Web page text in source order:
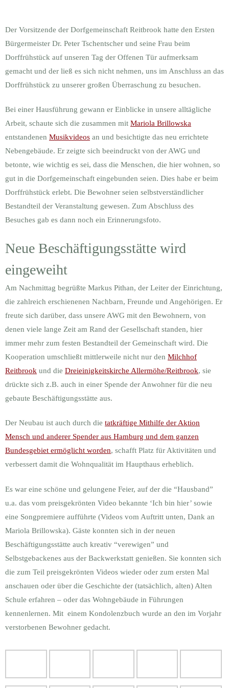
Der Vorsitzende der Dorfgemeinschaft Reitbrook hatte den Ersten
Bürgermeister Dr. Peter Tschentscher und seine Frau beim
Dorffrühstück auf unseren Tag der Offenen Tür aufmerksam
gemacht und der ließ es sich nicht nehmen, uns im Anschluss an das
Dorffrühstück zu unserer großen Überraschung zu besuchen.
Bei einer Hausführung gewann er Einblicke in unsere alltägliche
Arbeit, schaute sich die zusammen mit Mariola Brillowska
entstandenen Musikvideos an und besichtigte das neu errichtete
Nebengebäude. Er zeigte sich beeindruckt von der AWG und
betonte, wie wichtig es sei, dass die Menschen, die hier wohnen, so
gut in die Dorfgemeinschaft eingebunden seien. Dies habe er beim
Dorffrühstück erlebt. Die Bewohner seien selbstverständlicher
Bestandteil der Veranstaltung gewesen. Zum Abschluss des
Besuches gab es dann noch ein Erinnerungsfoto.
Neue Beschäftigungsstätte wird
eingeweiht
Am Nachmittag begrüßte Markus Pithan, der Leiter der Einrichtung,
die zahlreich erschienenen Nachbarn, Freunde und Angehörigen. Er
freute sich darüber, dass unsere AWG mit den Bewohnern, von
denen viele lange Zeit am Rand der Gesellschaft standen, hier
immer mehr zum festen Bestandteil der Gemeinschaft wird. Die
Kooperation umschließt mittlerweile nicht nur den Milchhof
Reitbrook und die Dreieinigkeitskirche Allermöhe/Reitbrook, sie
drückte sich z.B. auch in einer Spende der Anwohner für die neu
gebaute Beschäftigungsstätte aus.
Der Neubau ist auch durch die tatkräftige Mithilfe der Aktion
Mensch und anderer Spender aus Hamburg und dem ganzen
Bundesgebiet ermöglicht worden, schafft Platz für Aktivitäten und
verbessert damit die Wohnqualität im Haupthaus erheblich.
Es war eine schöne und gelungene Feier, auf der die “Hausband”
u.a. das vom preisgekrönten Video bekannte ‘Ich bin hier’ sowie
eine Songpremiere aufführte (Videos vom Auftritt unten, Dank an
Mariola Brillowska). Gäste konnten sich in der neuen
Beschäftigungsstätte auch kreativ “verewigen” und
Selbstgebackenes aus der Backwerkstatt genießen. Sie konnten sich
die zum Teil preisgekrönten Videos wieder oder zum ersten Mal
anschauen oder über die Geschichte der (tatsächlich, alten) Alten
Schule erfahren – oder das Wohngebäude in Führungen
kennenlernen. Mit einem Kondolenzbuch wurde an den im Vorjahr
verstorbenen Bewohner gedacht.